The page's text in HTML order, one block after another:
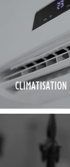
CLIMATISATION